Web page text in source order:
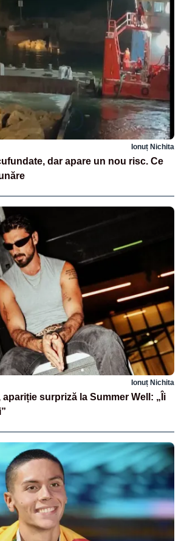
Ionuț Nichita
dar apare un nou risc. Ce
Ionuț Nichita
apariție surpriză la Summer Well: „Îi